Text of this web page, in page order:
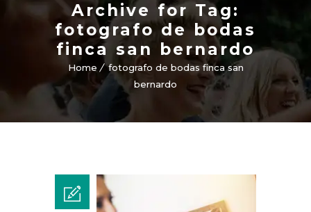
Archive for Tag:
fotografo de bodas
finca san bernardo
Home
fotografo de bodas finca san
bernardo